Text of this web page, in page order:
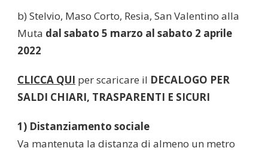
b) Stelvio, Maso Corto, Resia, San Valentino alla
Muta dal sabato 5 marzo al sabato 2 aprile
2022
CLICCA QUI per scaricare il DECALOGO PER
SALDI CHIARI, TRASPARENTI E SICURI
1) Distanziamento sociale
Va mantenuta la distanza di almeno un metro